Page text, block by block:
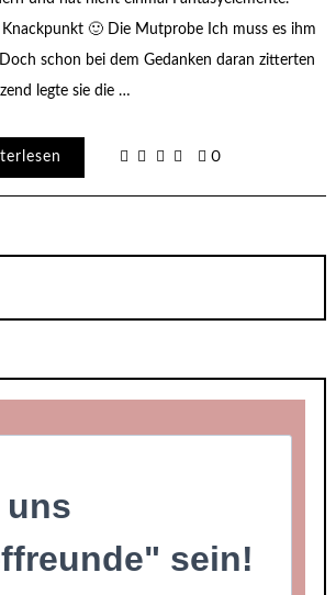
🙂 Die Mutprobe Ich muss es ihm
schon bei dem Gedanken daran zitterten
legte sie die …
0
uns
sein!